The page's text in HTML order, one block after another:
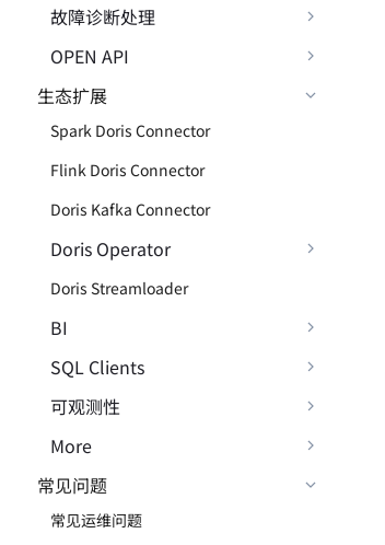
故障诊断处理
OPEN API
生态扩展
Spark Doris Connector
Flink Doris Connector
Doris Kafka Connector
Doris Operator
Doris Streamloader
BI
SQL Clients
可观测性
More
常见问题
常见运维问题